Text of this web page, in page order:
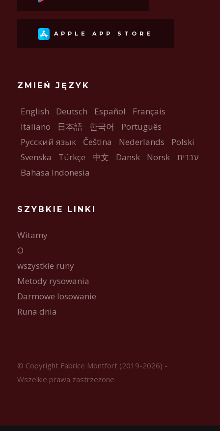
APPLE APP STORE
ZMIEŃ JĘZYK
English Deutsch Español
Français
Italiano
日本語 한국어
Português
Русский язык
Čeština Nederlands
Polski
Svenska
Türkçe 中文 Dansk Norsk
עברית
Bahasa Indonesia
SZYBKIE LINKI
Witamy
O
wszystkie runy
Metody rysowania
Darmowe losowanie
Runa dnia
© Copyright Fabrice Montfort (2019-2026) -
Wszelkie prawa zastrzeżone